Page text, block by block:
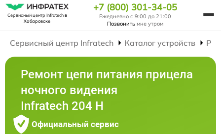
Сервисный центр Infratechв
Хабаровске
+7 (800) 301-34-05
Ежедневно с 9:00 до 21:00
Позвонить мне утром
Сервисный центр Infratech Каталог устройств
Ремонт цепи питания прицела
ночного видения
Infratech 204 Н
Официальный сервис